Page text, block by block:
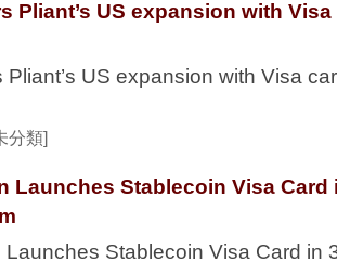
Pliant’s US expansion with
Pliant’s US expansion with Visa
分類]
Launches Stablecoin Visa Card
Launches Stablecoin Visa Card in